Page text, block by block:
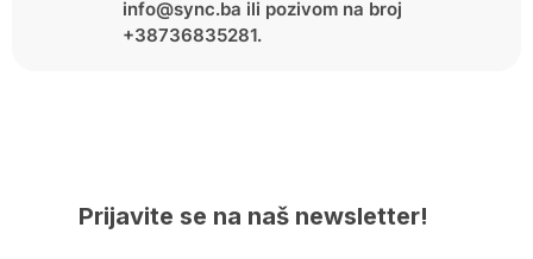
info@sync.ba ili pozivom na broj
+38736835281.
Prijavite se na naš newsletter!